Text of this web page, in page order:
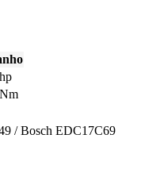
/ Bosch EDC17C69